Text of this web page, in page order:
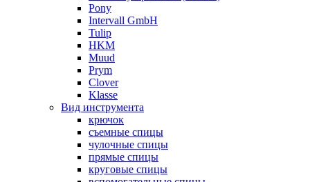
Pony
Intervall GmbH
Tulip
HKM
Muud
Prym
Clover
Klasse
Вид инструмента
крючок
съемные спицы
чулочные спицы
прямые спицы
круговые спицы